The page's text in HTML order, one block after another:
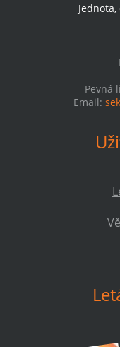
Pevná
Email: